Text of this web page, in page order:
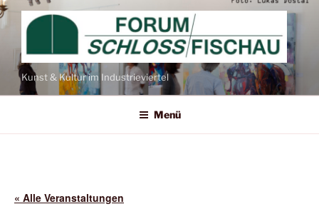
Kunst & Kultur im Industrieviertel
Menü
« Alle Veranstaltungen